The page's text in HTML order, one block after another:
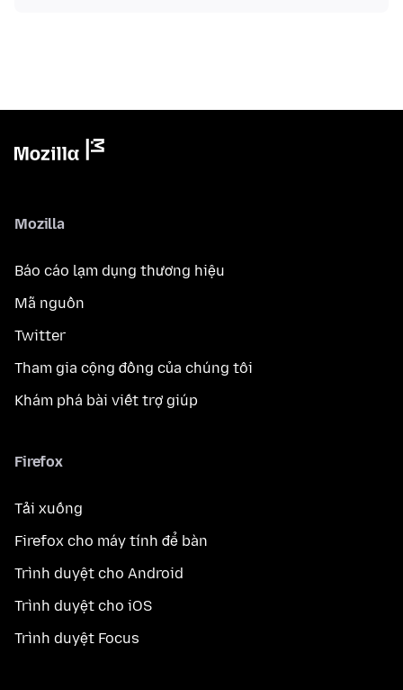
Mozilla
Báo cáo lạm dụng thương hiệu
Mã nguồn
Twitter
Tham gia cộng đồng của chúng tôi
Khám phá bài viết trợ giúp
Firefox
Tải xuống
Firefox cho máy tính để bàn
Trình duyệt cho Android
Trình duyệt cho iOS
Trình duyệt Focus